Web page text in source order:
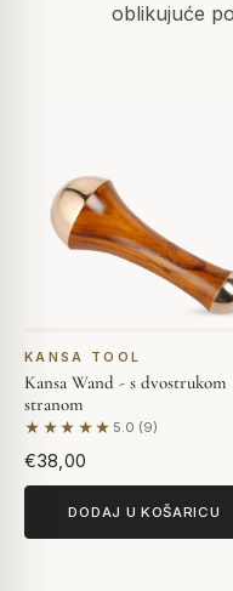
oblikujuće
KANSA TOOL
Kansa Wand - s dvostrukom
stranom
★★★★★ 5.0 (9)
Na temelju 9 recenzija
€38,00
DODAJ U KOŠARICU